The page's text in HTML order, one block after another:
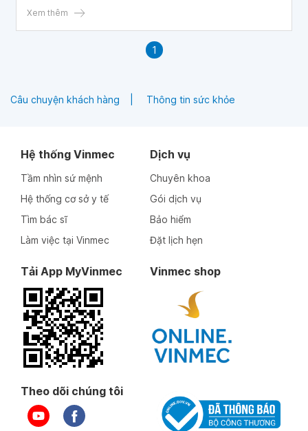
30 ngày mong bác sĩ tư vấn đau hàm, méo miệng có phải
Xem thêm
1
Câu chuyện khách hàng Thông tin sức khỏe
Hệ thống Vinmec
Tầm nhìn sứ mệnh
Hệ thống cơ sở y tế
Tìm bác sĩ
Làm việc tại Vinmec
Dịch vụ
Chuyên khoa
Gói dịch vụ
Bảo hiểm
Đặt lịch hẹn
Tải App MyVinmec Vinmec shop
Theo dõi chúng tôi